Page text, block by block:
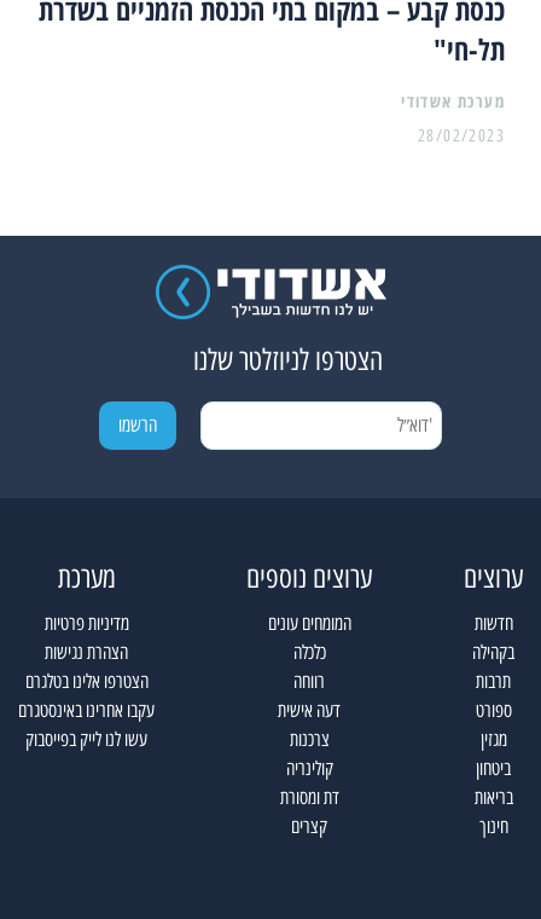
כנסת קבע – במקום בתי הכנסת הזמניים בשדרת
תל-חי"
מערכת אשדודי
28/02/2023
הצטרפו לניוזלטר שלנו
ערוצים
חדשות
בקהילה
תרבות
ספורט
מגזין
ביטחון
בריאות
חינוך
ערוצים נוספים
המומחים עונים
כלכלה
רווחה
דעה אישית
צרכנות
קולינריה
דת ומסורת
קצרים
מערכת
מדיניות פרטיות
הצהרת נגישות
הצטרפו אלינו בטלגרם
עקבו אחרינו באינסטגרם
עשו לנו לייק בפייסבוק